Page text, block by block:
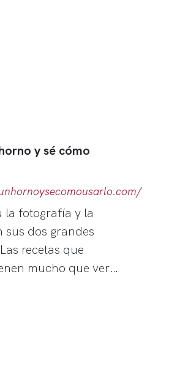
y sé cómo
la fotografía y la
sus dos grandes
recetas que
mucho que ver…